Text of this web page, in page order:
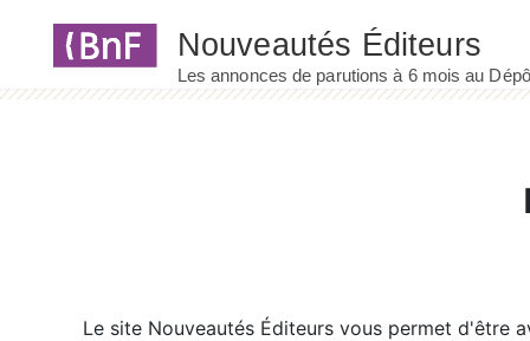
Le site Nouveautés Éditeurs vous permet d'être